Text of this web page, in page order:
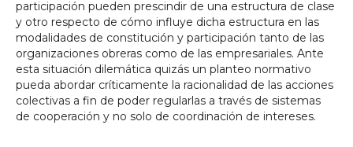
participación pueden prescindir de una estructura de clase
y otro respecto de cómo influye dicha estructura en las
modalidades de constitución y participación tanto de las
organizaciones obreras como de las empresariales. Ante
esta situación dilemática quizás un planteo normativo
pueda abordar críticamente la racionalidad de las acciones
colectivas a fin de poder regularlas a través de sistemas
de cooperación y no solo de coordinación de intereses.